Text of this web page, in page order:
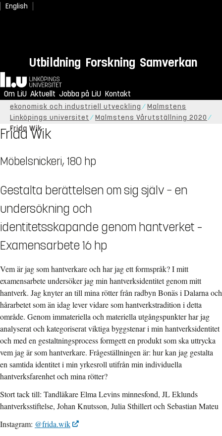
English
Utbildning Forskning Samverkan
Hem
Om LiU Aktuellt Jobba på LiU Kontakt
Start Om LiU Organisation
Institutionen för
ekonomisk och industriell utveckling
Malmstens
Linköpings universitet
Malmstens Vårutställning 2020
Frida Wik
Frida Wik
Möbelsnickeri, 180 hp
Gestalta berättelsen om sig själv − en
undersökning och
identitetsskapande genom hantverket –
Examensarbete 16 hp
Vem är jag som hantverkare och har jag ett formspråk? I mitt
examensarbete undersöker jag min hantverksidentitet genom mitt
hantverk. Jag knyter an till mina rötter från radbyn Bonäs i Dalarna och
hårarbetet som än idag lever vidare som hantverkstradition i detta
område. Genom immateriella och materiella utgångspunkter har jag
analyserat och kategoriserat viktiga byggstenar i min hantverksidentitet
och med en gestaltningsprocess formgett en produkt som ska uttrycka
vem jag är som hantverkare. Frågeställningen är: hur kan jag gestalta
en samtida identitet i min yrkesroll utifrån min individuella
hantverksfarenhet och mina rötter?
Stort tack till: Tandläkare Elma Levins minnesfond, JL Eklunds
hantverksstiftelse, Johan Knutsson, Julia Sthillert och Sebastian Mateu
Instagram: @frida.wik